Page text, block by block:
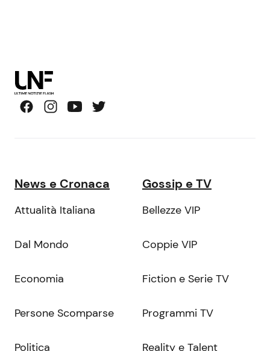
News e Cronaca
Attualità Italiana
Dal Mondo
Economia
Persone Scomparse
Politica
Gossip e TV
Bellezze VIP
Coppie VIP
Fiction e Serie TV
Programmi TV
Reality e Talent